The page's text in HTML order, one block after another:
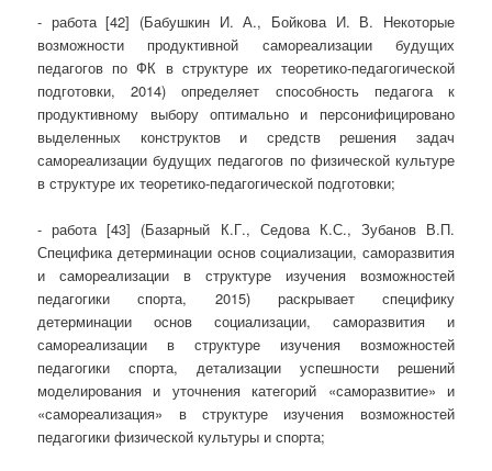
- работа [42] (Бабушкин И. А., Бойкова И. В. Некоторые
возможности продуктивной самореализации будущих
педагогов по ФК в структуре их теоретико-педагогической
подготовки, 2014) определяет способность педагога к
продуктивному выбору оптимально и персонифицировано
выделенных конструктов и средств решения задач
самореализации будущих педагогов по физической культуре
в структуре их теоретико-педагогической подготовки;
- работа [43] (Базарный К.Г., Седова К.С., Зубанов В.П.
Специфика детерминации основ социализации, саморазвития
и самореализации в структуре изучения возможностей
педагогики спорта, 2015) раскрывает специфику
детерминации основ социализации, саморазвития и
самореализации в структуре изучения возможностей
педагогики спорта, детализации успешности решений
моделирования и уточнения категорий «саморазвитие» и
«самореализация» в структуре изучения возможностей
педагогики физической культуры и спорта;